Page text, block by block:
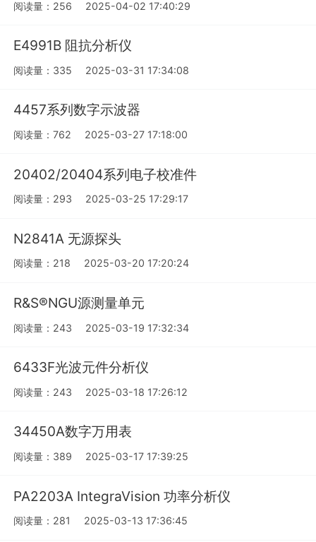
阅读量：256 2025-04-02 17:40:29
E4991B 阻抗分析仪
阅读量：335 2025-03-31 17:34:08
4457系列数字示波器
阅读量：762 2025-03-27 17:18:00
20402/20404系列电子校准件
阅读量：293 2025-03-25 17:29:17
N2841A 无源探头
阅读量：218 2025-03-20 17:20:24
R&S®NGU源测量单元
阅读量：243 2025-03-19 17:32:34
6433F光波元件分析仪
阅读量：243 2025-03-18 17:26:12
34450A数字万用表
阅读量：389 2025-03-17 17:39:25
PA2203A IntegraVision 功率分析仪
阅读量：281 2025-03-13 17:36:45